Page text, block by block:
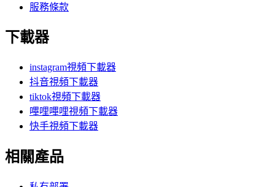
服務條款
下載器
instagram視頻下載器
抖音視頻下載器
tiktok視頻下載器
嗶哩嗶哩視頻下載器
快手視頻下載器
相關產品